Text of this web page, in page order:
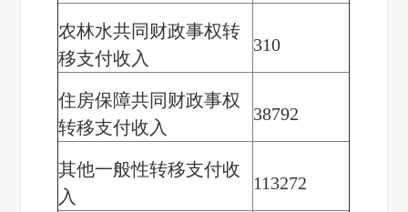
农林水共同财政事权转
移支付收入
310
住房保障共同财政事权
转移支付收入
38792
其他一般性转移支付收
入
113272